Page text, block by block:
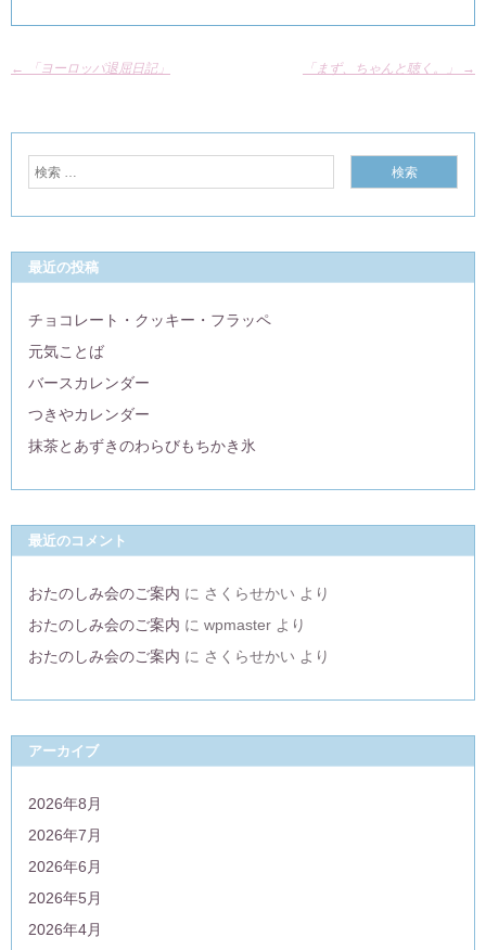
← 「ヨーロッパ退屈日記」 「まず、ちゃんと聴く。」 →
最近の投稿
チョコレート・クッキー・フラッペ
元気ことば
バースカレンダー
つきやカレンダー
抹茶とあずきのわらびもちかき氷
最近のコメント
おたのしみ会のご案内 に さくらせかい より
おたのしみ会のご案内 に wpmaster より
おたのしみ会のご案内 に さくらせかい より
アーカイブ
2026年8月
2026年7月
2026年6月
2026年5月
2026年4月